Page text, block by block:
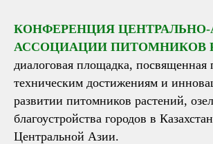
КОНФЕРЕНЦИЯ
АССОЦИАЦИИ ПИТОМНИКОВ
диалоговая площадка, посвященная
техническим достижениям и
развитии питомников растений,
благоустройства городов в
Центральной Азии.